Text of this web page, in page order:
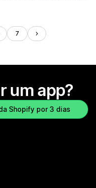
7
um app?
Shopify por 3 dias